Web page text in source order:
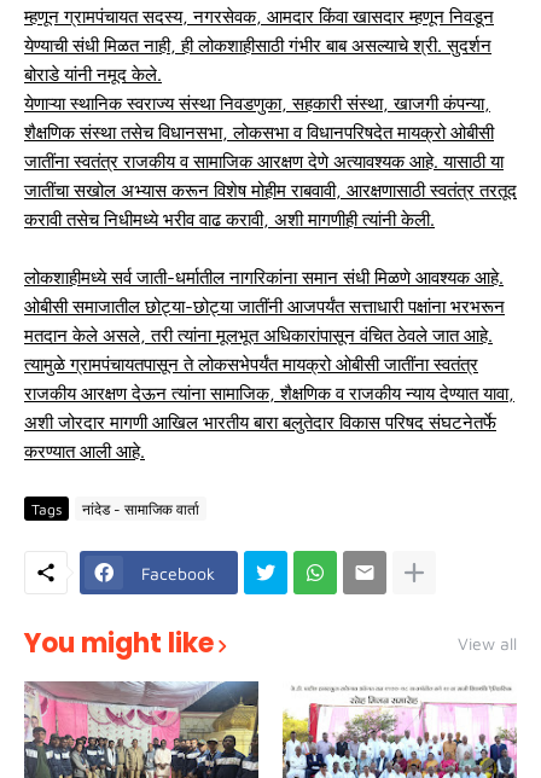
म्हणून ग्रामपंचायत सदस्य, नगरसेवक, आमदार किंवा खासदार म्हणून निवडून
येण्याची संधी मिळत नाही, ही लोकशाहीसाठी गंभीर बाब असल्याचे श्री. सुदर्शन
बोराडे यांनी नमूद केले.
येणाऱ्या स्थानिक स्वराज्य संस्था निवडणुका, सहकारी संस्था, खाजगी कंपन्या,
शैक्षणिक संस्था तसेच विधानसभा, लोकसभा व विधानपरिषदेत मायक्रो ओबीसी
जातींना स्वतंत्र राजकीय व सामाजिक आरक्षण देणे अत्यावश्यक आहे. यासाठी या
जातींचा सखोल अभ्यास करून विशेष मोहीम राबवावी, आरक्षणासाठी स्वतंत्र तरतूद
करावी तसेच निधीमध्ये भरीव वाढ करावी, अशी मागणीही त्यांनी केली.
लोकशाहीमध्ये सर्व जाती-धर्मातील नागरिकांना समान संधी मिळणे आवश्यक आहे.
ओबीसी समाजातील छोट्या-छोट्या जातींनी आजपर्यंत सत्ताधारी पक्षांना भरभरून
मतदान केले असले, तरी त्यांना मूलभूत अधिकारांपासून वंचित ठेवले जात आहे.
त्यामुळे ग्रामपंचायतपासून ते लोकसभेपर्यंत मायक्रो ओबीसी जातींना स्वतंत्र
राजकीय आरक्षण देऊन त्यांना सामाजिक, शैक्षणिक व राजकीय न्याय देण्यात यावा,
अशी जोरदार मागणी आखिल भारतीय बारा बलुतेदार विकास परिषद संघटनेतर्फे
करण्यात आली आहे.
Tags नांदेड - सामाजिक वार्ता
Facebook
You might like View all